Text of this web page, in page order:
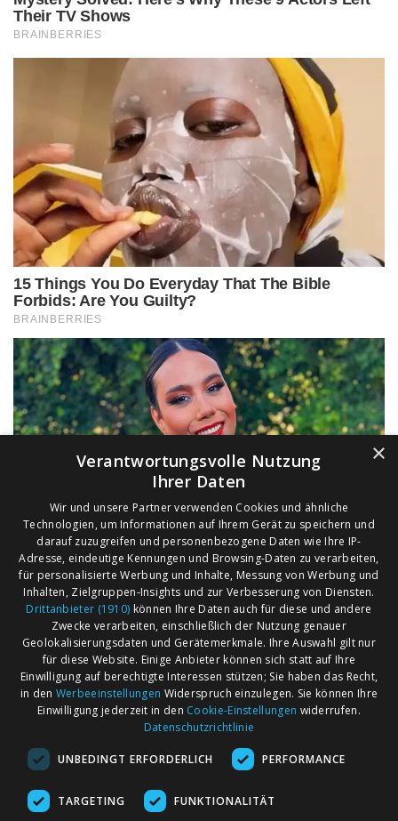
AGB
Impressum
Kontakt
Märkte nach Bundesländern
Märkte nach PLZ
Märkte nach Umkreis
Flohmarkt
×
Verantwortungsvolle Nutzung
Ihrer Daten
Wir und unsere Partner verwenden Cookies und ähnliche
Technologien, um Informationen auf Ihrem Gerät zu speichern und
darauf zuzugreifen und personenbezogene Daten wie Ihre IP-
Adresse, eindeutige Kennungen und Browsing-Daten zu verarbeiten,
für personalisierte Werbung und Inhalte, Messung von Werbung und
Inhalten, Zielgruppen-Insights und zur Verbesserung von Diensten.
Drittanbieter (1910) können Ihre Daten auch für diese und andere
Zwecke verarbeiten, einschließlich der Nutzung genauer
Geolokalisierungsdaten und Gerätemerkmale. Ihre Auswahl gilt nur
für diese Website. Einige Anbieter können sich statt auf Ihre
Einwilligung auf berechtigte Interessen stützen; Sie haben das Recht,
in den Werbeeinstellungen Widerspruch einzulegen. Sie können Ihre
Einwilligung jederzeit in den Cookie-Einstellungen widerrufen.
Datenschutzrichtlinie
UNBEDINGT ERFORDERLICH PERFORMANCE
TARGETING FUNKTIONALITÄT